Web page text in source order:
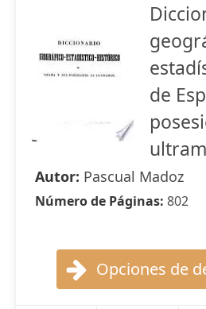
de
Autor: Pascual Madoz
Número de Páginas: 802
Opciones de